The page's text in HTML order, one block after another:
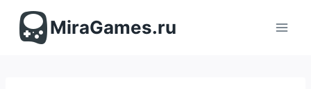
содержимомуMiraGames.ru